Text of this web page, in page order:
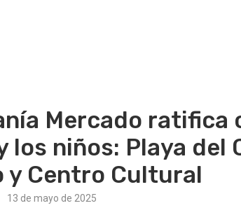
Mercado ratifica
los niños: Playa del
y Centro Cultural
13 de mayo de 2025